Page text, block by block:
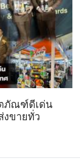
ตภัณฑ์ดีเด่น
ขายทั่ว